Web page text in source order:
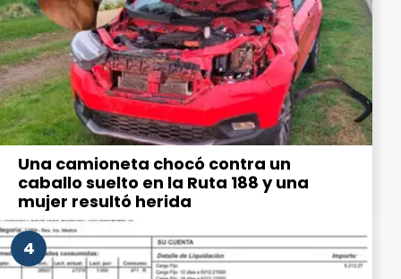
Una camioneta chocó contra un
caballo suelto en la Ruta 188 y una
mujer resultó herida
4